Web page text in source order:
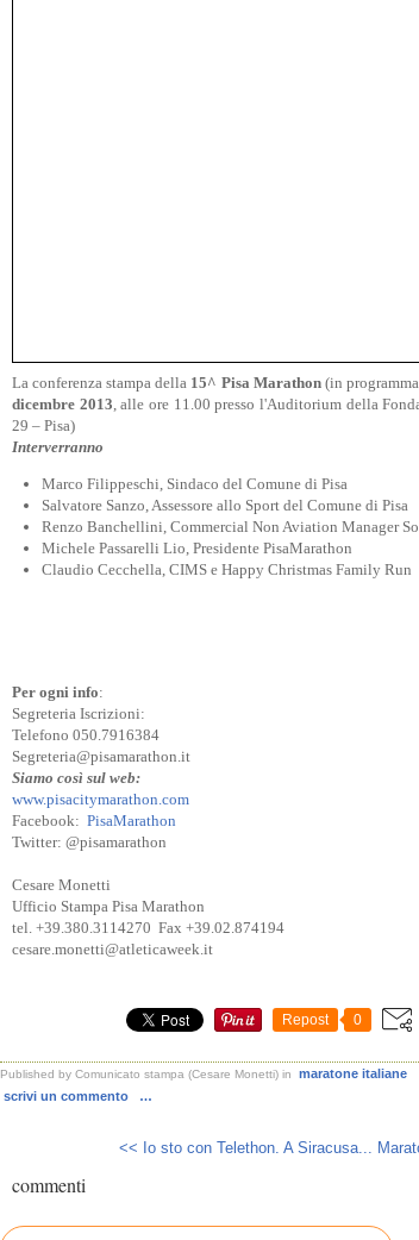
La conferenza stampa della 15^ Pisa Marathon(in
dicembre 2013, alle ore 11.00 presso l'Auditorium della
29 – Pisa)
Interverranno
Marco Filippeschi, Sindaco del Comune di Pisa
Salvatore Sanzo, Assessore allo Sport del Comune di Pisa
Renzo Banchellini, Commercial Non Aviation Manager
Michele Passarelli Lio, Presidente PisaMarathon
Claudio Cecchella, CIMS e Happy Christmas Family Run
Per ogni info:
Segreteria Iscrizioni:
Telefono 050.7916384
Segreteria@pisamarathon.it
Siamo così sul web:
www.pisacitymarathon.com
Facebook: PisaMarathon
Twitter: @pisamarathon
Cesare Monetti
Ufficio Stampa Pisa Marathon
tel. +39.380.3114270 Fax +39.02.874194
cesare.monetti@atleticaweek.it
Repost 0
Published by Comunicato stampa (Cesare Monetti) in
maratone italiane
scrivi un commento
…
<< Io sto con Telethon. A Siracusa...
commenti